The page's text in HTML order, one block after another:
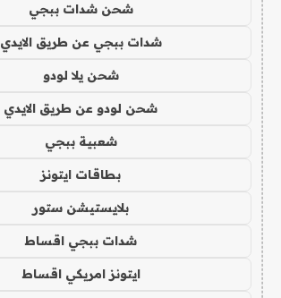
شحن شدات ببجي
شدات ببجي عن طريق الايدي
شحن يلا لودو
شحن لودو عن طريق الايدي
شعبية ببجي
بطاقات ايتونز
بلايستيشن ستور
شدات ببجي اقساط
ايتونز امريكي اقساط